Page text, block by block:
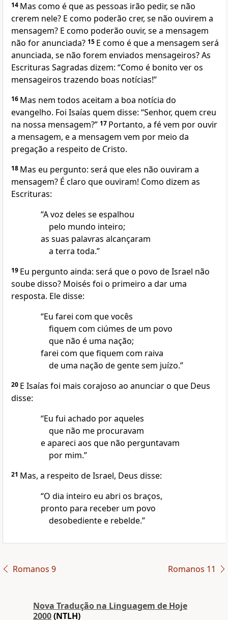
14 Mas como é que as pessoas irão pedir, se não
crerem nele? E como poderão crer, se não ouvirem a
mensagem? E como poderão ouvir, se a mensagem
não for anunciada? 15 E como é que a mensagem será
anunciada, se não forem enviados mensageiros? As
Escrituras Sagradas dizem: “Como é bonito ver os
mensageiros trazendo boas notícias!”
16 Mas nem todos aceitam a boa notícia do
evangelho. Foi Isaías quem disse: “Senhor, quem creu
na nossa mensagem?” 17 Portanto, a fé vem por ouvir
a mensagem, e a mensagem vem por meio da
pregação a respeito de Cristo.
18 Mas eu pergunto: será que eles não ouviram a
mensagem? É claro que ouviram! Como dizem as
Escrituras:
“A voz deles se espalhou
pelo mundo inteiro;
as suas palavras alcançaram
a terra toda.”
19 Eu pergunto ainda: será que o povo de Israel não
soube disso? Moisés foi o primeiro a dar uma
resposta. Ele disse:
“Eu farei com que vocês
fiquem com ciúmes de um povo
que não é uma nação;
farei com que fiquem com raiva
de uma nação de gente sem juízo.”
20 E Isaías foi mais corajoso ao anunciar o que Deus
disse:
“Eu fui achado por aqueles
que não me procuravam
e apareci aos que não perguntavam
por mim.”
21 Mas, a respeito de Israel, Deus disse:
“O dia inteiro eu abri os braços,
pronto para receber um povo
desobediente e rebelde.”
Romanos 9 Romanos 11
Nova Traduҫão na Linguagem de Hoje
2000(NTLH)